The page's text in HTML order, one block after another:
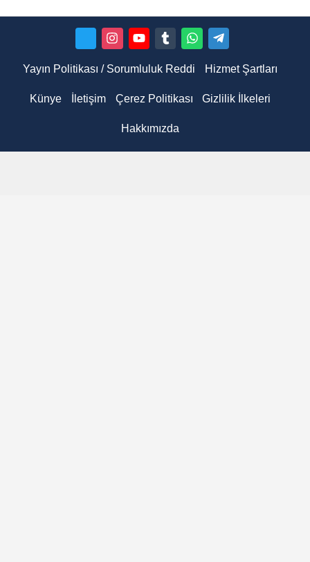
Yayın Politikası / Sorumluluk Reddi Hizmet Şartları
Künye İletişim Çerez Politikası Gizlilik İlkeleri
Hakkımızda